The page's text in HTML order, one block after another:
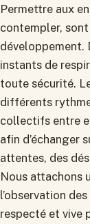
Permettre aux
contempler,
développement.
instants de
toute sécurité.
différents
collectifs entre
afin d’échanger
attentes, des
Nous attachons
l’observation
respecté et vive